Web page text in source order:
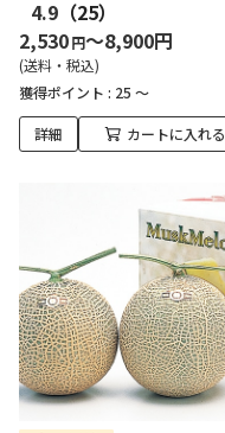
4.9 （25）
2,530円～8,900円
(送料・税込)
獲得ポイント : 25 ～
詳細 カートに入れる